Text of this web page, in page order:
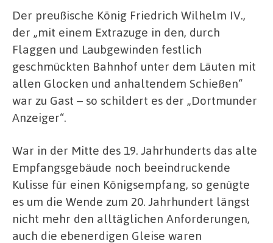
Der preußische König Friedrich Wilhelm IV.,
der „mit einem Extrazuge in den, durch
Flaggen und Laubgewinden festlich
geschmückten Bahnhof unter dem Läuten mit
allen Glocken und anhaltendem Schießen“
war zu Gast – so schildert es der „Dortmunder
Anzeiger“.
War in der Mitte des 19. Jahrhunderts das alte
Empfangsgebäude noch beeindruckende
Kulisse für einen Königsempfang, so genügte
es um die Wende zum 20. Jahrhundert längst
nicht mehr den alltäglichen Anforderungen,
auch die ebenerdigen Gleise waren